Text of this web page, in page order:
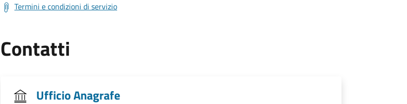
Termini e condizioni di servizio
Contatti
Ufficio Anagrafe